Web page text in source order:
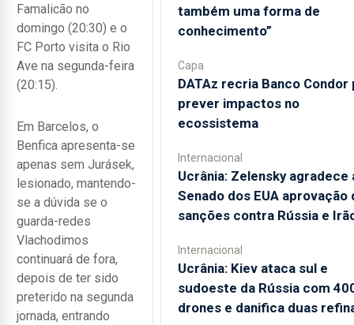
Famalicão no
domingo (20:30) e o
FC Porto visita o Rio
Ave na segunda-feira
(20:15).
Em Barcelos, o
Benfica apresenta-se
apenas sem Jurásek,
lesionado, mantendo-
se a dúvida se o
guarda-redes
Vlachodimos
continuará de fora,
depois de ter sido
preterido na segunda
jornada, entrando
também uma forma de
conhecimento”
Capa
DATAz recria Banco Condor
prever impactos no
ecossistema
Internacional
Ucrânia: Zelensky agradece
Senado dos EUA aprovação
sanções contra Rússia e
Internacional
Ucrânia: Kiev ataca sul e
sudoeste da Rússia com
drones e danifica duas